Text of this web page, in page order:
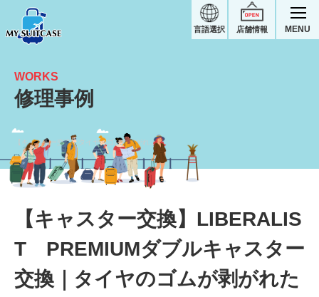
店舗情報
言語選択 MENU
【キャスター交換】タイヤのゴムが剥がれた｜LIBERALIST PREMIUMスーツケース修理実績
WORKS
修理事例
【キャスター交換】LIBERALIS
T PREMIUMダブルキャスター
交換｜タイヤのゴムが剥がれた